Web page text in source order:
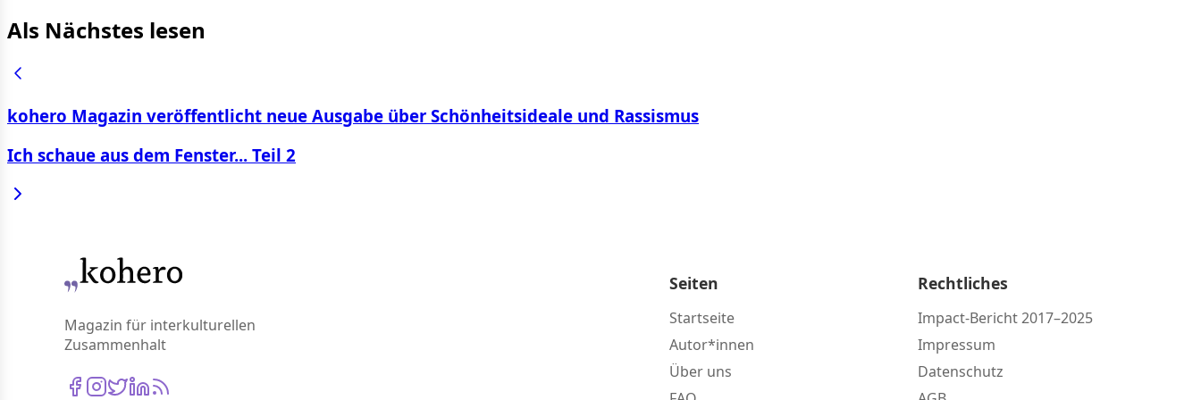
Als Nächstes lesen
kohero Magazin veröffentlicht neue Ausgabe über Schönheitsideale und Rassismus
Ich schaue aus dem Fenster... Teil 2
Magazin für interkulturellen
Zusammenhalt
Seiten
Startseite
Autor*innen
Über uns
Rechtliches
Impact-Bericht 2017–2025
Impressum
Datenschutz